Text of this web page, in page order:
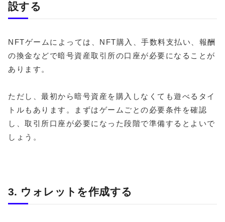
設する
NFTゲームによっては、NFT購入、手数料支払い、報酬
の換金などで暗号資産取引所の口座が必要になることが
あります。
ただし、最初から暗号資産を購入しなくても遊べるタイ
トルもあります。まずはゲームごとの必要条件を確認
し、取引所口座が必要になった段階で準備するとよいで
しょう。
3. ウォレットを作成する